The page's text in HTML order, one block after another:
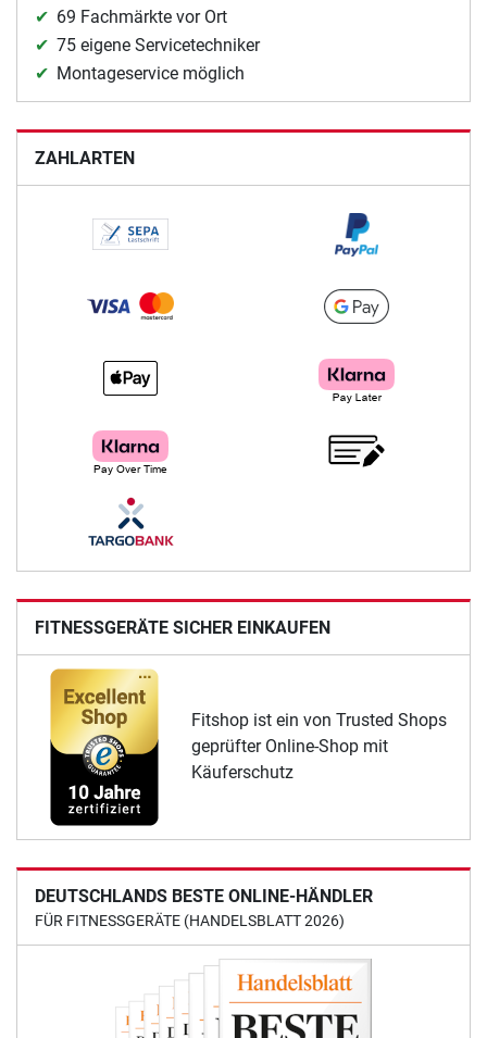
69 Fachmärkte vor Ort
75 eigene Servicetechniker
Montageservice möglich
ZAHLARTEN
FITNESSGERÄTE SICHER EINKAUFEN
Fitshop ist ein von Trusted Shops
geprüfter Online-Shop mit
Käuferschutz
DEUTSCHLANDS BESTE ONLINE-HÄNDLER
FÜR FITNESSGERÄTE (HANDELSBLATT 2026)